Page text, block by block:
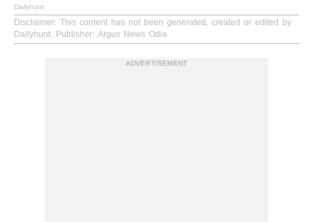
Dailyhunt
Disclaimer: This content has not been generated, created or edited by
Dailyhunt. Publisher: Argus News Odia
ADVERTISEMENT